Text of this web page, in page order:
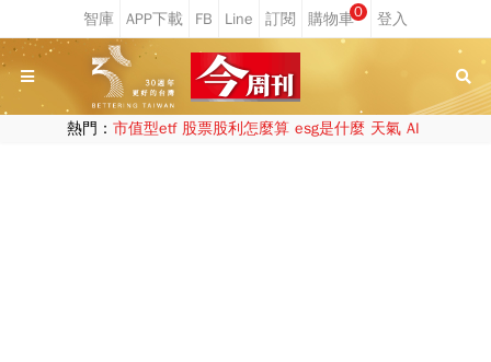
0
熱門： 市值型etf 股票股利怎麼算 esg是什麼 天氣 AI